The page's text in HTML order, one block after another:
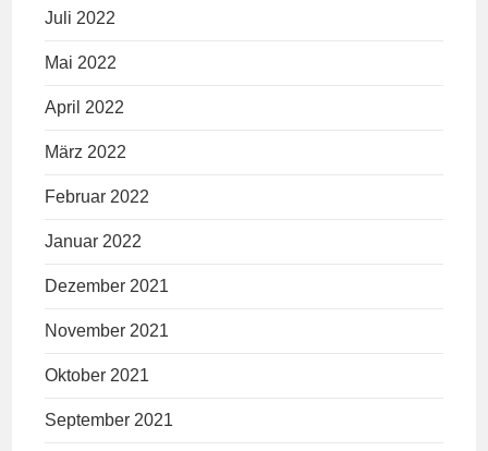
Juli 2022
Mai 2022
April 2022
März 2022
Februar 2022
Januar 2022
Dezember 2021
November 2021
Oktober 2021
September 2021